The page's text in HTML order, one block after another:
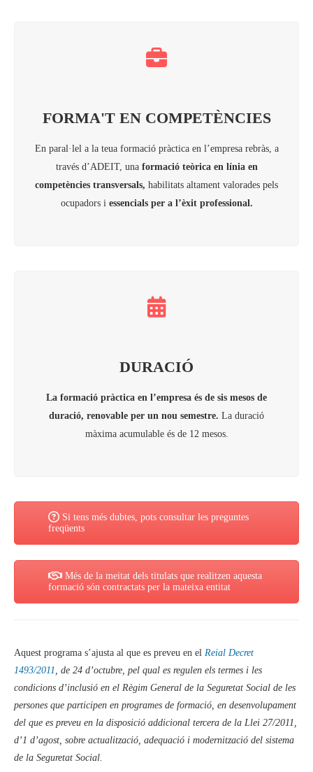
FORMA'T EN COMPETÈNCIES
En paral·lel a la teua formació pràctica en l’empresa rebràs, a
través d’ADEIT, una formació teòrica en línia en
competències transversals, habilitats altament valorades pels
ocupadors i essencials per a l’èxit professional.
DURACIÓ
La formació pràctica en l’empresa és de sis mesos de
duració, renovable per un nou semestre. La duració
màxima acumulable és de 12 mesos.
Si tens més dubtes, pots consultar les preguntes
freqüents
Més de la meitat dels titulats que realitzen aquesta
formació són contractats per la mateixa entitat
Aquest programa s’ajusta al que es preveu en el Reial Decret
1493/2011 , de 24 d’octubre, pel qual es regulen els termes i les
condicions d’inclusió en el Règim General de la Seguretat Social de les
persones que participen en programes de formació, en desenvolupament
del que es preveu en la disposició addicional tercera de la Llei 27/2011,
d’1 d’agost, sobre actualització, adequació i modernització del sistema
de la Seguretat Social.